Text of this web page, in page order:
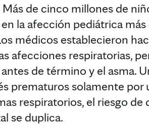
de cinco millones de
la afección pediátrica
médicos establecieron
afecciones respiratorias,
de término y el asma.
prematuros solamente por
respiratorios, el riesgo de
se duplica.